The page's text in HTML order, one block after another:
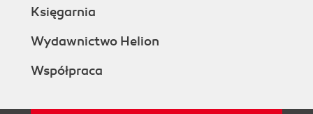
Księgarnia
Wydawnictwo Helion
Współpraca